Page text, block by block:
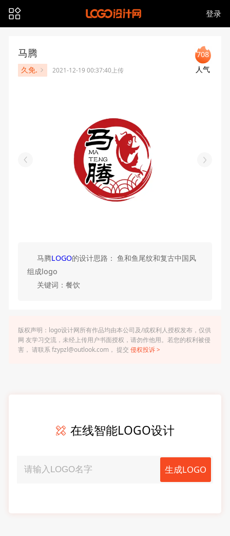
登录
马腾
久免. 2021-12-19 00:37:40上传
708
人气
马腾LOGO的设计思路： 鱼和鱼尾纹和复古中国风
组成logo
关键词：餐饮
版权声明：logo设计网所有作品均由本公司及/或权利人授权发布，仅供
网 友学习交流，未经上传用户书面授权，请勿作他用。若您的权利被侵
害， 请联系 fzypzl@outlook.com， 提交 侵权投诉 >
在线智能LOGO设计
生成LOGO